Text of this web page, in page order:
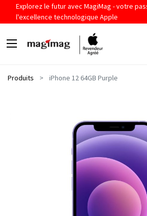
Explorez le futur avec MagiMag - votre
l'excellence technologique Apple
Produits iPhone 12 64GB Purple